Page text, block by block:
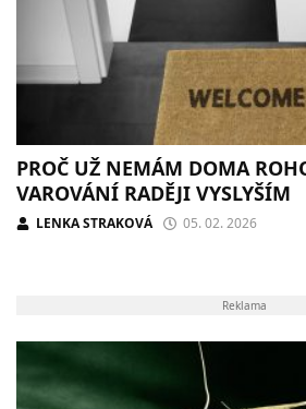
PROČ UŽ NEMÁM DOMA
VAROVÁNÍ RADĚJI VYSLYŠÍM
LENKA STRAKOVÁ 05. 02. 2026
Reklama